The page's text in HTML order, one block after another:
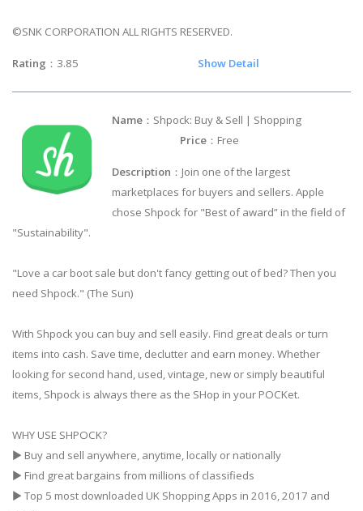
©SNK CORPORATION ALL RIGHTS RESERVED.
Rating ：3.85 Show Detail
Name ：Shpock: Buy & Sell | Shopping
Price ：Free
Description ：Join one of the largest
marketplaces for buyers and sellers. Apple
chose Shpock for "Best of award” in the field of
"Sustainability".
"Love a car boot sale but don't fancy getting out of bed? Then you
need Shpock." (The Sun)
With Shpock you can buy and sell easily. Find great deals or turn
items into cash. Save time, declutter and earn money. Whether
looking for second hand, used, vintage, new or simply beautiful
items, Shpock is always there as the SHop in your POCKet.
WHY USE SHPOCK?
▶ Buy and sell anywhere, anytime, locally or nationally
▶ Find great bargains from millions of classifieds
▶ Top 5 most downloaded UK Shopping Apps in 2016, 2017 and